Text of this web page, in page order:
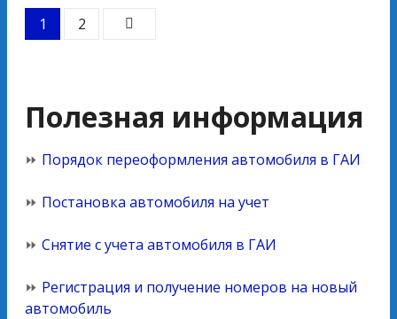
1 2
Полезная информация
⏩ Порядок переоформления автомобиля в ГАИ
⏩ Постановка автомобиля на учет
⏩ Снятие с учета автомобиля в ГАИ
⏩ Регистрация и получение номеров на новый
автомобиль